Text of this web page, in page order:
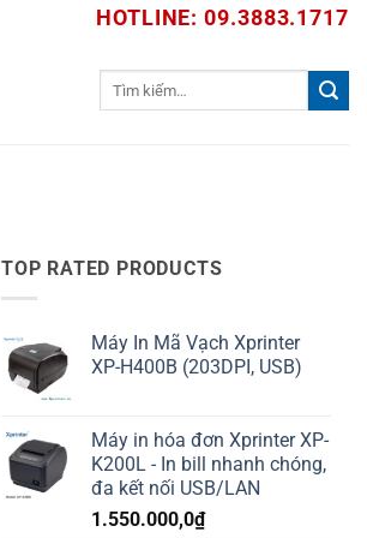
HOTLINE: 09.3883.1717
TOP RATED PRODUCTS
Máy In Mã Vạch Xprinter
XP-H400B (203DPI, USB)
Máy in hóa đơn Xprinter XP-
K200L - In bill nhanh chóng,
đa kết nối USB/LAN
1.550.000,0₫